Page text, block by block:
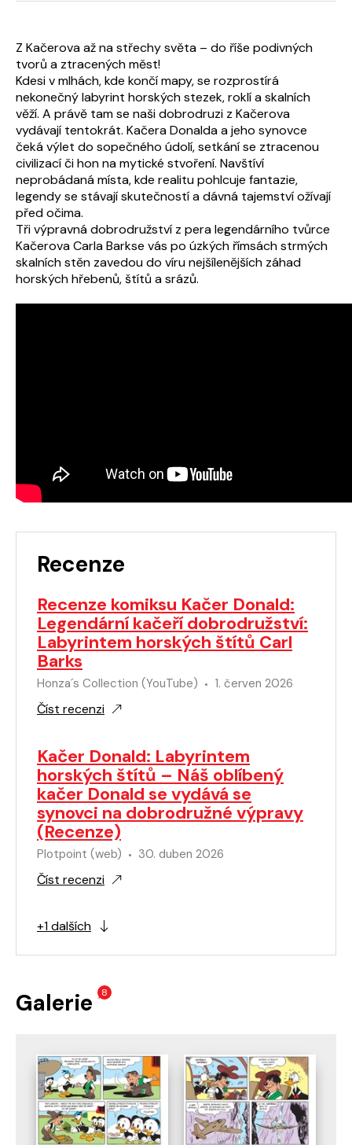
Z Kačerova až na střechy světa – do říše podivných
tvorů a ztracených měst!
Kdesi v mlhách, kde končí mapy, se rozprostírá
nekonečný labyrint horských stezek, roklí a skalních
věží. A právě tam se naši dobrodruzi z Kačerova
vydávají tentokrát. Kačera Donalda a jeho synovce
čeká výlet do sopečného údolí, setkání se ztracenou
civilizací či hon na mytické stvoření. Navštíví
neprobádaná místa, kde realitu pohlcuje fantazie,
legendy se stávají skutečností a dávná tajemství ožívají
před očima.
Tři výpravná dobrodružství z pera legendárního tvůrce
Kačerova Carla Barkse vás po úzkých římsách strmých
skalních stěn zavedou do víru nejšílenějších záhad
horských hřebenů, štítů a srázů.
Recenze
Recenze komiksu Kačer Donald:
Legendární kačeří dobrodružství:
Labyrintem horských štítů Carl
Barks
Honza´s Collection (YouTube) 1. červen 2026
Číst recenzi
Kačer Donald: Labyrintem
horských štítů – Náš oblíbený
kačer Donald se vydává se
synovci na dobrodružné výpravy
(Recenze)
Plotpoint (web) 30. duben 2026
Číst recenzi
+1 dalších
Galerie 8